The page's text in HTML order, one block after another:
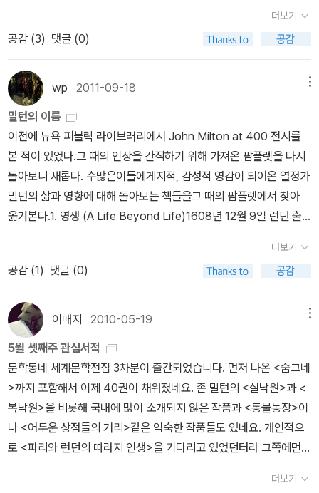
는 장면부터 시작된다), 고양된 어조와 시어들로 사랑과 전쟁, 초자연
목록을 길게 열거하고 있는 점(제1편-악마들의 등장 목록, 제11편-미
가엘이 데리고 올라간 산 위에서 아담의 눈에 비친 광대한 도시들의
목록) 등이 고전 서사시의 문법에 충실한 요소들이다. 또한『실낙원』
을 논할 때 그 장엄한 문체를 빠뜨릴 수 없는데, ‘장엄체’라 불리는 이
문체는 수사적으로 고양되고 격조 높은 문체로, 일상적인 언어와 의
도적으로 거리를 둠으로써 영웅적 주제와 웅대한 구성과 양식성에 알
맞은 의식적(ceremonial) 문체이다. 밀턴의 장엄체는 라틴어에서
유래한 시어와 양식화된 구문, 낭랑한 이름을 열거한 긴 목록, 광범위
한 인유, 서사적 직유와 형용어구 등의 특징을 가지고 『실낙원』을 보
다 고답적이고 우아한 시가로 만들고 있다. 더불어 이 작품은 세련되
원』의 서두에 밀턴 자신이 입장을 밝혀놓고 있다(1권 7쪽 참조). 하지
만 또한 『실낙원』은 주인공이 영웅이 아니라 미약한 인간(아담과 하
와)이라는 점, 이들의 덕목이 용기나 명예와 같은 전통적인 서사시의
덕목이 아니라 복종과 고난이라는 기독교적 덕목이라는 점에서 고전
서사시와는 다른 길을 가는 비전통적 시이기도 하다. 기존의 서사시
전통을 대표하는 그리스 로마 신화를 뛰어넘겠다는 시인의 당찬 포부
(제1편 14~16행)로 시작하는 『실낙원』의 주제는 결국, 시인 스스로
가 책에서 밝히고 있듯이 “인류에 대한 하나님의 옮음을 밝히는
에 대한 하나님의 사랑과 하나님에 대한 인간의 순종, 인간의 타락과
아에 대해 이렇게 얘기한 적이 있다. '우리는 그것을 엿듣는다고 상상
한다' 밀은 '시란 들리는 게 아니라 엿듣는 것'이라고 했다. 월트 휘트
시인들테니슨, 브라우닝과 동 시대를 살았던 미국 시인은 월트 휘트
먼과 에밀리 디킨슨이다. 두 시인 모두 독창적인 작가였기 때문에 영
국적 전통과는 매우 느슨한 관계였다. 내가 주장하듯이 우리가 독서
하는 이유가 자아를 강화시키는 데 있다면 휘트먼과 디킨슨이야말로
반드시 짚고 넘어가야 할 시인들이다.에머슨이 창시한 '자립'과 관련
된 미국적 종교는 휘트먼과 디킨슨의 시에 서로 다른 모습으로 드러
난다. 에머슨은 자기 신뢰를 설파했다. 그는 자기 밖에서 자신을 찾으
려 하지 말라고 했다.월트 휘트먼의 「나의 노래」는 에머슨의 가르침이
립'의 철학을 셰익스피어 이후 그 어떤 시보다도 높은 의식의 차원으
로 고양시켰다.'풀잎이 뭐죠?'눈부시고 거대한 일출에도 나는 압도되
지 않을 것이다.지금이나 언제나 내 안에서 그 일출을 내보낼 수 있으
니.우리도 태양처럼 눈부시고 거대하게 떠올라동틀 녘의 고요와 서늘
함 속에서 우리는 오 나의 영혼을 발견했다.이 숭고한 일출 속에서 월
트 휘트먼의 인격인 '나'는 영혼과 자아 일체인 '우리'가 된다. 모든 미
국의 작가들 중에서 가장 뛰어난, 심지어 에밀리 디킨슨과 헨리 제임
스를 능가하는 휘트먼은 자기 영혼이 결코 알 수 없는 것임을 알게 되
는 한계까지도 넘어선다. 자연과 휘트먼 사이의 문제는 지배다. 바로
거기에서 시인은 결말에 이른다.위의 구절을 어떻게 읽을 것인가는
'지금이나 언제나'라는 표현의 대담성을 강조하는 것으로 이는 위대한
를 받았고, 계속하여 밀턴의 생애와 문학을 연구한 조신권 교수가 번
역했기 때문이다. 고전도 중요하지만 번역도 꽤~ 중요하다는 사실을
기억한다면 말이다. 서해문집에서 발간하고 김흥순이 번역한 책도 좋
다. 단지 너무 현대적인 느낌이 강하다는 점만을 빼고... 줄거리는 인
간의 타락 이전, 사탄의 타락과 왜 인간을 유혹해야만 하는가를 다루
고, 사람을 유혹하여 타락 시킨다음 자살을 충동질한다. 그러나 아담
은 후손을 통하여 사탄에게 응징한다는 약속의 말씀을 붙들고 소망을
잃지 않는다. 밀턴이 실명한 다음 딸에게 구술하여 만들 작품이란 점
에도 놀랍다. 단지 상상만들으로 만들어냈다고 하기에는 너무나 탁월
하기 때문이다. 인간의 잔악함과 공포, 불안함들을 세밀하게 그리고
있다. 올해 읽을 명저 중의 하나이다. 실락원으로 영감받아 작곡한 음
더보기
공감 (3) 댓글 (0)
wp 2011-09-18
밀턴의 이름
이전에 뉴욕 퍼블릭 라이브러리에서 John Milton at 400 전시를
본 적이 있었다.그 때의 인상을 간직하기 위해 가져온 팜플렛을 다시
돌아보니 새롭다. 수많은이들에게지적, 감성적 영감이 되어온 열정가
밀턴의 삶과 영향에 대해 돌아보는 책들을그 때의 팜플렛에서 찾아
옮겨본다.1. 영생 (A Life Beyond Life)1608년 12월 9일 런던 출
권위주의에 대한 공화주의적 관점을 확립한 그의 열정으로 성공이 쉽
지 않게 된다.라틴어, 그리스어는 물론 다른 유럽의 속어들에 밝았던
그는 다양한 종류의서정시, 산문, 서사시 등을 쓰기 시작했고 1930년
대 후반에는 여러 인문주의자들과 교류했는데 그 중에는 천문학자갈
릴레오도 포함되어 있었다. 그의 열정은 이후 작문에 머무르기보다
정치적 영역에서 분출했는데, 밀턴은 당대 정치적 논쟁 속에서 적극
적으로 팜플렛을 작성하는 데 힘썼다. 왕권에 저항하는 혁명적 명분
에서 펜을 든 밀턴의 현실정치상 노력은 1660년 왕정 복위로 좌절한
다. 그의 역작 <실낙원>은 이러한 현실정치적 열정이 좌초한 상황에
서 나온 역작이다.성서를 하나의 극적인, 상상의 텍스트로 읽도록 만
들어준밀턴의 <실낙원>은 그의 선대인오비드, 셰익스피어, 스펜서,
호레이스 등과 같이 장르와 분야를 넘나들며 지적 관심을 펼쳐온열정
더보기
공감 (1) 댓글 (0)
이매지 2010-05-19
5월 셋째주 관심서적
문학동네 세계문학전집 3차분이 출간되었습니다. 먼저 나온 <숨그네
>까지 포함해서 이제 40권이 채워졌네요. 존 밀턴의 <실낙원>과 <
복낙원>을 비롯해 국내에 많이 소개되지 않은 작품과 <동물농장>이
나 <어두운 상점들의 거리>같은 익숙한 작품들도 있네요. 개인적으
로 <파리와 런던의 따라지 인생>을 기다리고 있었던터라 그쪽에먼저
출간됐다.<소세키 선생의 사건 일지>도나름 재미있게 읽었던지라 관
더보기